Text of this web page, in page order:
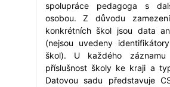
spolupráce pedagoga s
osobou. Z důvodu
konkrétních škol jsou data
(nejsou uvedeny
škol). U každého
příslušnost školy ke kraji a
Datovou sadu představuje